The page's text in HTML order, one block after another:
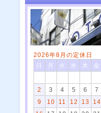
2026年8月の定休日
日
月 火 水 木 金
2
3 4 5 6 7
9
10 11 12 13 14